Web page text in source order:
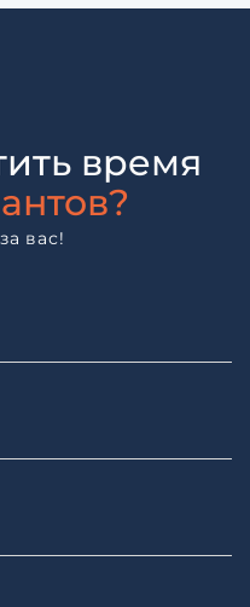
время
вас!